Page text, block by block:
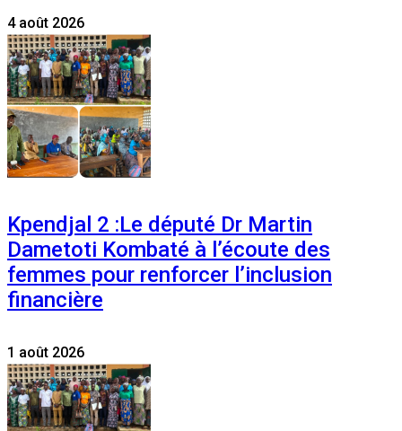
4 août 2026
Kpendjal 2 :Le député Dr Martin
Dametoti Kombaté à l’écoute des
femmes pour renforcer l’inclusion
financière
1 août 2026